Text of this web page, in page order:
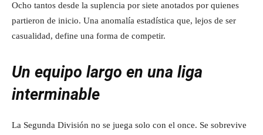
Ocho tantos desde la suplencia por siete anotados por quienes
partieron de inicio. Una anomalía estadística que, lejos de ser
casualidad, define una forma de competir.
Un equipo largo en una liga
interminable
La Segunda División no se juega solo con el once. Se sobrevive